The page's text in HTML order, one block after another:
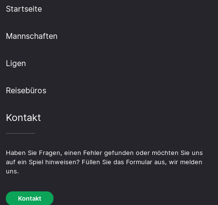
Startseite
Mannschaften
Ligen
Reisebüros
Kontakt
Haben Sie Fragen, einen Fehler gefunden oder möchten Sie uns
auf ein Spiel hinweisen? Füllen Sie das Formular aus, wir melden
uns.
Kontakt